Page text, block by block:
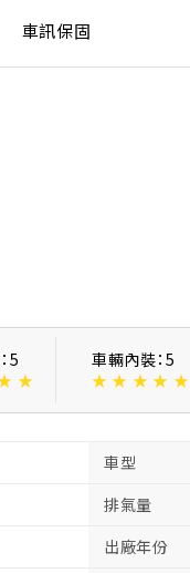
車訊保固
5
★
車輛內裝：5
★ ★ ★ ★ ★
車型
排氣量
出廠年份